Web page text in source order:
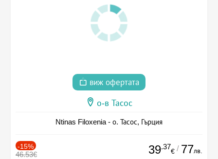
виж офертата
о-в Тасос
Ntinas Filoxenia - о. Тасос, Гърция
-15%
46.53€ 39.37
€ / 77лв.